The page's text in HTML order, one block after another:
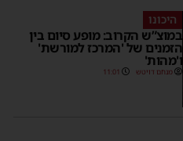
היכונו
במוצ”ש הקרוב: מופע סיום בין
הזמנים של 'המרכז למורשת'
ו'מהות'
מנחם דויטש 11:01